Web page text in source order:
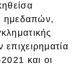
ημεδαπών,
και οι